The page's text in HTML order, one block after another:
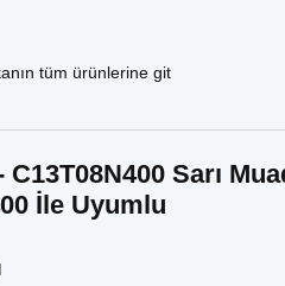
tüm ürünlerine git
C13T08N400 Sarı
İle Uyumlu